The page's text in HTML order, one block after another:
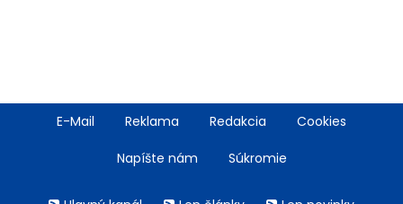
FooterE-Mail Reklama Redakcia Cookies
Napíšte nám Súkromie